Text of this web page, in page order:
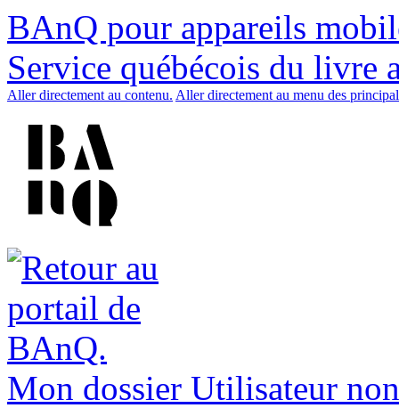
BAnQ pour appareils
Service québécois du livre
Aller directement au contenu. Aller directement au menu des
Mon dossier Utilisateur